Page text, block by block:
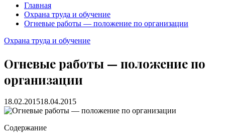
Главная
Охрана труда и обучение
Огневые работы — положение по организации
Охрана труда и обучение
Огневые работы — положение по
организации
18.02.201518.04.2015
Содержание